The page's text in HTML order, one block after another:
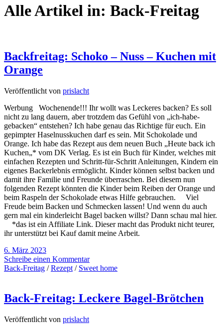
Alle Artikel in: Back-Freitag
Backfreitag: Schoko – Nuss – Kuchen mit
Orange
Veröffentlicht von prislacht
Werbung Wochenende!!! Ihr wollt was Leckeres backen? Es soll
nicht zu lang dauern, aber trotzdem das Gefühl von „ich-habe-
gebacken“ entstehen? Ich habe genau das Richtige für euch. Ein
gepimpter Haselnusskuchen darf es sein. Mit Schokolade und
Orange. Ich habe das Rezept aus dem neuen Buch „Heute back ich
Kuchen„* vom DK Verlag. Es ist ein Buch für Kinder, welches mit
einfachen Rezepten und Schritt-für-Schritt Anleitungen, Kindern ein
eigenes Backerlebnis ermöglicht. Kinder können selbst backen und
damit ihre Familie und Freunde überraschen. Bei diesem nun
folgenden Rezept könnten die Kinder beim Reiben der Orange und
beim Raspeln der Schokolade etwas Hilfe gebrauchen. Viel
Freude beim Backen und Schmecken lassen! Und wenn du auch
gern mal ein kinderleicht Bagel backen willst? Dann schau mal hier.
*das ist ein Affiliate Link. Dieser macht das Produkt nicht teurer,
ihr unterstützt bei Kauf damit meine Arbeit.
6. März 2023
Schreibe einen Kommentar
Back-Freitag /Rezept / Sweet home
Back-Freitag: Leckere Bagel-Brötchen
Veröffentlicht von prislacht